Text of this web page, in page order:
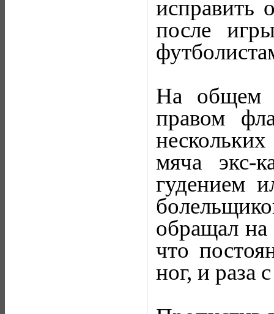
исправить
после
На общем
правом
мяча экс-
гудением
обращал
что
ног, и раза